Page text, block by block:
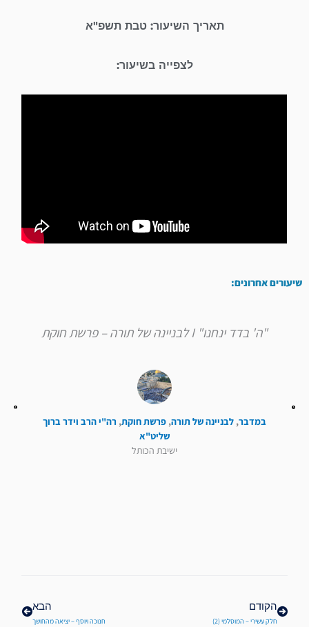
תאריך השיעור: טבת תשפ"א
לצפייה בשיעור:
שיעורים אחרונים:
"ה' בדד ינחנו" I לבניינה של תורה – פרשת חוקת
במדבר, לבניינה של תורה, פרשת חוקת, רה"י הרב וידר ברוך
שליט"א
ישיבת הכותל
הקודם
חלק עשירי – המוסלמי (2)
הבא
חנוכה ויוסף – יציאה מהחושך